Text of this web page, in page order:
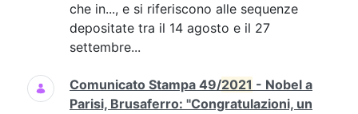
che in..., e si riferiscono alle sequenze
depositate tra il 14 agosto e il 27
settembre...
Comunicato Stampa 49/2021 - Nobel a
Parisi, Brusaferro: "Congratulazioni, un